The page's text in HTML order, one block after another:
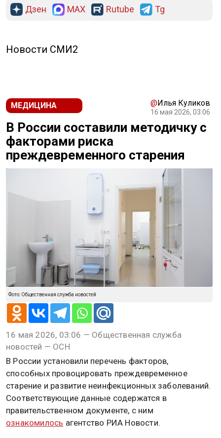
Дзен MAX Rutube Tg
Новости СМИ2
МЕДИЦИНА @Илья Куликов
16 мая 2026, 03:06
В России составили методичку с
факторами риска
преждевременного старения
Фото: Общественная служба новостей
16 мая 2026, 03:06 — Общественная служба
новостей — ОСН
В России установили перечень факторов,
способных провоцировать преждевременное
старение и развитие неинфекционных заболеваний.
Соответствующие данные содержатся в
правительственном документе, с ним
ознакомилось агентство РИА Новости.